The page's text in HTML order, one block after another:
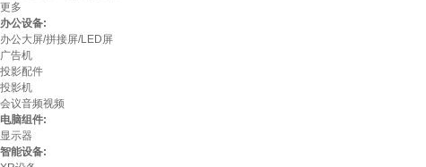
更多
办公设备:
办公大屏/拼接屏/LED屏
广告机
投影配件
投影机
会议音频视频
电脑组件:
显示器
智能设备: